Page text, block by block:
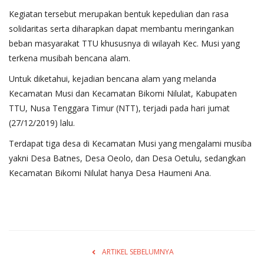
Kegiatan tersebut merupakan bentuk kepedulian dan rasa
solidaritas serta diharapkan dapat membantu meringankan
beban masyarakat TTU khususnya di wilayah Kec. Musi yang
terkena musibah bencana alam.
Untuk diketahui, kejadian bencana alam yang melanda
Kecamatan Musi dan Kecamatan Bikomi Nilulat, Kabupaten
TTU, Nusa Tenggara Timur (NTT), terjadi pada hari jumat
(27/12/2019) lalu.
Terdapat tiga desa di Kecamatan Musi yang mengalami musiba
yakni Desa Batnes, Desa Oeolo, dan Desa Oetulu, sedangkan
Kecamatan Bikomi Nilulat hanya Desa Haumeni Ana.
ARTIKEL SEBELUMNYA